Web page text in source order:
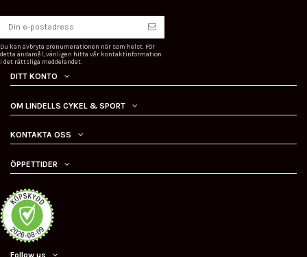
Du kan avbryta prenumerationen när som helst. För
detta ändamål, vänligen hitta vår kontaktinformation
i det rättsliga meddelandet.
DITT KONTO
OM LINDELLS CYKEL & SPORT
KONTAKTA OSS
ÖPPETTIDER
Follow us